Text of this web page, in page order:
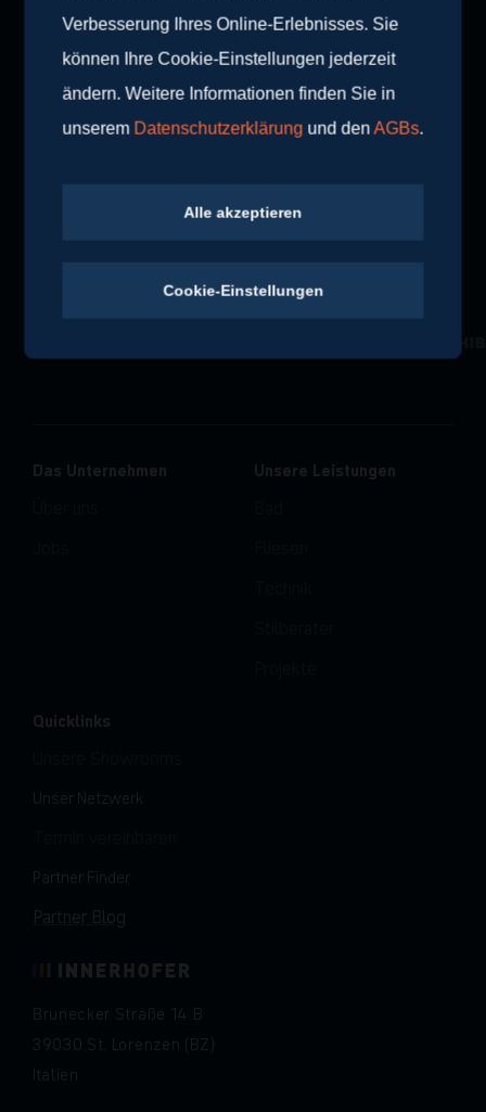
Weitere Blogartikel
Brunecker Straße 14 B
39030 St. Lorenzen (BZ)
Italien
Das Unternehmen
Unsere Leistungen
Quicklinks
Unser Netzwerk
Partner Finder
Partner Blog
Verbesserung Ihres Online-Erlebnisses. Sie
können Ihre Cookie-Einstellungen jederzeit
ändern. Weitere Informationen finden Sie in
unserem Datenschutzerklärung und denAGBs.
Alle akzeptieren
Cookie-Einstellungen